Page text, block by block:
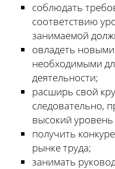
соблюдать
соответствию
занимаемой
овладеть
необходимыми
деятельности;
расширь свой
следовательно,
высокий
получить
рынке труда;
занимать